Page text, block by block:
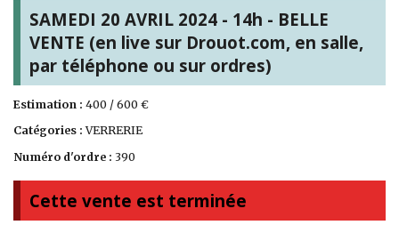
SAMEDI 20 AVRIL 2024 - 14h - BELLE
VENTE (en live sur Drouot.com, en salle,
par téléphone ou sur ordres)
Estimation : 400 / 600 €
Catégories : VERRERIE
Numéro d'ordre : 390
Cette vente est terminée